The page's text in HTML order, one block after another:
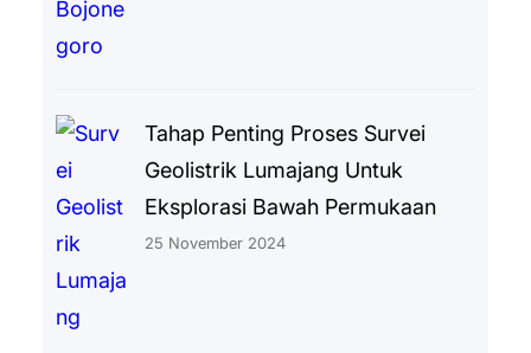
Tahap Penting Proses Survei
Geolistrik Lumajang Untuk
Eksplorasi Bawah Permukaan
25 November 2024